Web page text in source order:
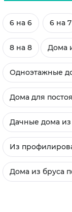
6 на 6 6 на 7
8 на 8 Дома
Одноэтажные
Дома для
Дачные дома из
Из
Дома из бруса